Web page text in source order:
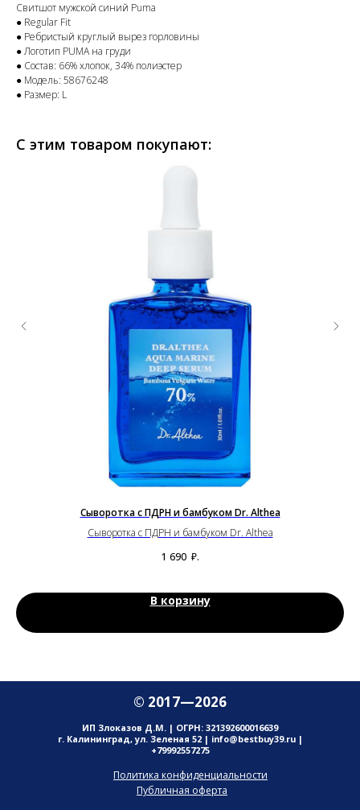
Свитшот мужской синий Puma
● Regular Fit
● Ребристый круглый вырез горловины
● Логотип PUMA на груди
● Состав: 66% хлопок, 34% полиэстер
● Модель: 58676248
● Размер: L
С этим товаром покупают:
Сыворотка с ПДРН и бамбуком Dr. Althea
Сыворотка с ПДРН и бамбуком Dr. Althea
1 690 ₽.
В корзину
© 2017—2026
ИП Злоказов Д.М. | ОГРН: 321392600016639
г. Калининград, ул. Зеленая 52 | info@bestbuy39.ru |
+79992557275
Политика конфиденциальности
Публичная оферта